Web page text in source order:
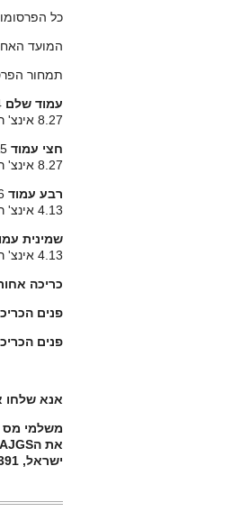
כל
המועד
תמחור
עמוד שלם
8.27 אינצ' רוחב
חצי עמוד
8.27 אינצ' רוחב
רבע עמוד
4.13 אינצ' רוחב
שמינית
4.13 אינצ' רוחב
כריכה
פנים
פנים
אנא שלחו
משלמי מס
את ה
ישראל, 91391.